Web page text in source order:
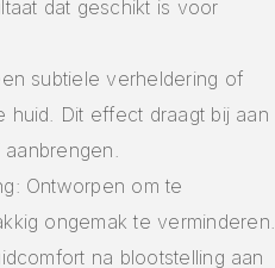
dat geschikt is voor
subtiele verheldering of
Dit effect draagt bij aan
Ontworpen om te
ongemak te verminderen.
na blootstelling aan